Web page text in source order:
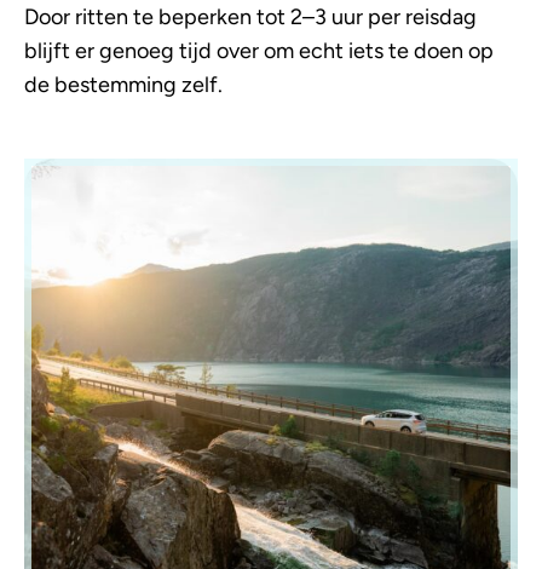
Door ritten te beperken tot 2–3 uur per reisdag
blijft er genoeg tijd over om echt iets te doen op
de bestemming zelf.